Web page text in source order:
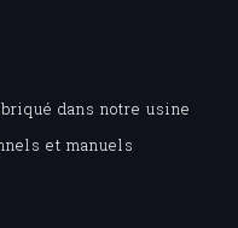
dans notre usine
et manuels